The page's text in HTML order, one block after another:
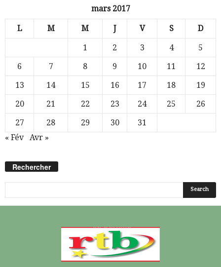
mars 2017
L M M J V S D
1 2 3 4
5
6
7 8 9 10 11
12
13
14 15 16 17 18
19
20
21 22 23 24 25
26
27
28 29 30
31
« Fév
Avr »
Rechercher